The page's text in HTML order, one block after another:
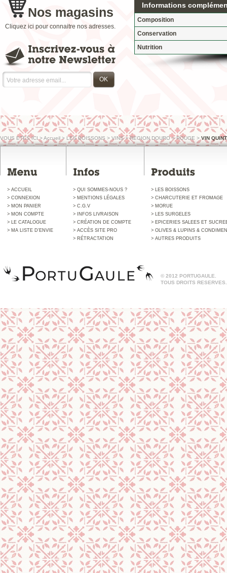
Informations
Composition
Conservation
Nutrition
Nos magasins
Cliquez ici pour connaitre nos adresses.
OK
VOUS ETES ICI>Accueil > LES BOISSONS > VINS >REGION DOURO >ROUGE >VIN
> ACCUEIL
> CONNEXION
> MON PANIER
> MON COMPTE
> LE CATALOGUE
> MA LISTE D'ENVIE
> QUI SOMMES-NOUS ?
> MENTIONS LÉGALES
> C.G.V
> INFOS LIVRAISON
> CRÉATION DE COMPTE
> ACCÈS SITE PRO
> RÉTRACTATION
> LES BOISSONS
> CHARCUTERIE ET FROMAGE
> MORUE
> LES SURGELES
> EPICERIES SALEES ET
> OLIVES & LUPINS &
> AUTRES PRODUITS
© 2012 PORTUGAULE.
TOUS DROITS RESERVES.